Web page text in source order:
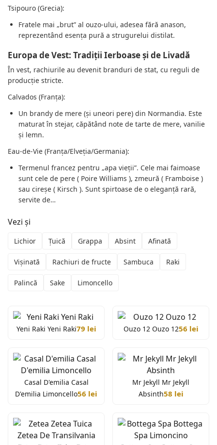
Tsipouro (Grecia):
Fratele mai „brut” al ouzo-ului, adesea fără anason,
reprezentând esența pură a strugurelui distilat.
Europa de Vest: Tradiții Ierboase și de Livadă
În vest, rachiurile au devenit branduri de stat, cu reguli de
producție stricte.
Calvados (Franța):
Un brandy de mere (și uneori pere) din Normandia. Este
maturat în stejar, căpătând note de tarte de mere, vanilie
și lemn.
Eau-de-Vie (Franța/Elveția/Germania):
Termenul francez pentru „apa vieții”. Cele mai faimoase
sunt cele de pere ( Poire Williams ), zmeură ( Framboise )
sau cireșe ( Kirsch ). Sunt spirtoase de o eleganță rară,
servite de…
Vezi și
Lichior Țuică Grappa Absint Afinată
Vișinată Rachiuri de fructe Sambuca Raki
Palincă Sake Limoncello
Yeni Raki Yeni Raki79 lei Ouzo 12 Ouzo 1256 lei
Casal D'emilia Casal
D'emilia Limoncello56 lei
Mr Jekyll Mr Jekyll
Absinth58 lei